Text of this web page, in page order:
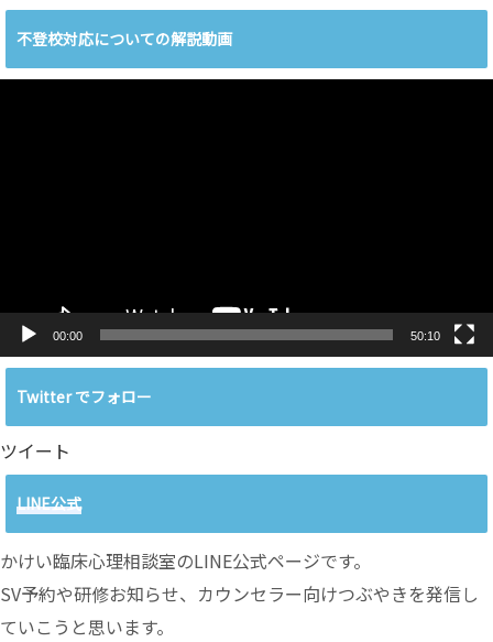
不登校対応についての解説動画
00:00 50:10
Twitter でフォロー
ツイート
LINE公式
かけい臨床心理相談室のLINE公式ページです。
SV予約や研修お知らせ、カウンセラー向けつぶやきを発信し
ていこうと思います。